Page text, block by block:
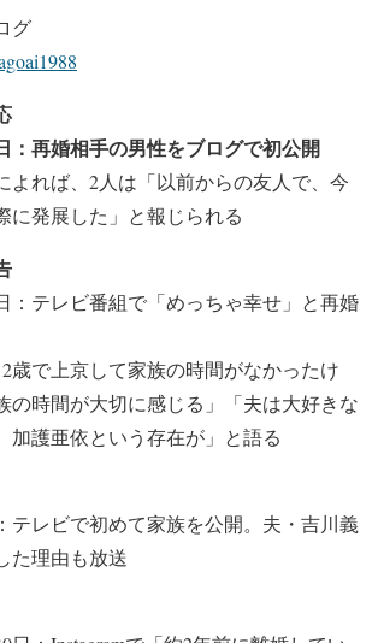
グ
：再婚相手の男性をブログで初公開
よれば、2人は「以前からの友人で、今
に発展した」と報じられる
：テレビ番組で「めっちゃ幸せ」と再婚
歳で上京して家族の時間がなかったけ
の時間が大切に感じる」「夫は大好きな
加護亜依という存在が」と語る
テレビで初めて家族を公開。夫・吉川義
た理由も放送